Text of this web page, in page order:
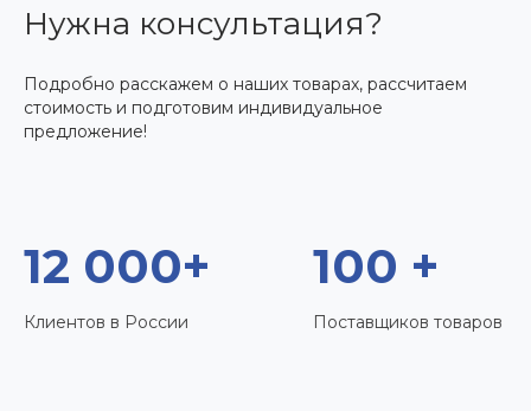
Нужна консультация?
Подробно расскажем о наших товарах, рассчитаем
стоимость и подготовим индивидуальное
предложение!
12 000+
Клиентов в России
100 +
Поставщиков товаров